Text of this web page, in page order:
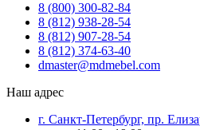
8 (800) 300-82-84
8 (812) 938-28-54
8 (812) 907-28-54
8 (812) 374-63-40
dmaster@mdmebel.com
Наш адрес
г. Санкт-Петербург, пр.